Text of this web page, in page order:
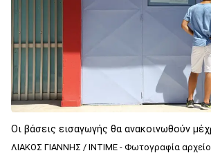
Οι βάσεις εισαγωγής θα ανακοινωθούν
ΛΙΑΚΟΣ ΓΙΑΝΝΗΣ / INTIME - Φωτογραφία